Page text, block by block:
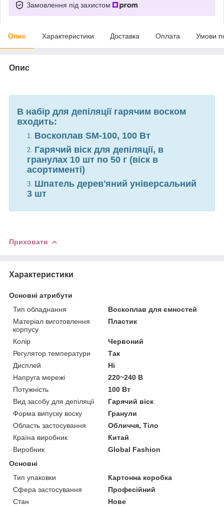
Замовлення під захистом
Опис Характеристики Доставка Оплата Умови
Опис
В набір для депіляції гарячим воском
входить:
Воскоплав SM-100, 100 Вт
Гарячий віск для депіляції, в
гранулах 10 шт по 50 г (віск в
асортименті)
Шпатель дерев'яний універсальний
3 шт
Приховати
Характеристики
Основні атрибути
Тип обладнання
Воскоплав для ємностей
Матеріал виготовлення
корпусу
Пластик
Колір
Червоний
Регулятор температури
Так
Дисплей
Ні
Напруга мережі
220~240 В
Потужність
100 Вт
Вид засобу для депіляції
Гарячий віск
Форма випуску воску
Гранули
Область застосування
Обличчя, Тіло
Країна виробник
Китай
Виробник
Global Fashion
Основні
Тип упаковки
Картонна коробка
Сфера застосування
Професійний
Стан
Нове